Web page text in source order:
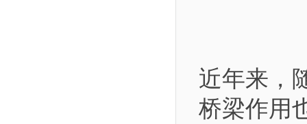
近年来，
桥梁作用